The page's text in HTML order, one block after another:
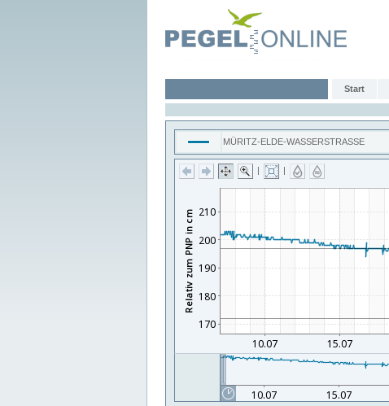
Start
MÜRITZ-ELDE-WASSERSTRASSE
| |